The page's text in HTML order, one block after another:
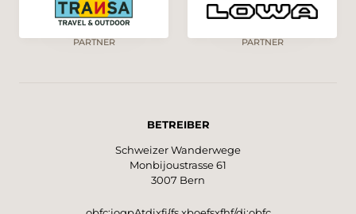
PARTNER PARTNER
BETREIBER
Schweizer Wanderwege
Monbijoustrasse 61
3007 Bern